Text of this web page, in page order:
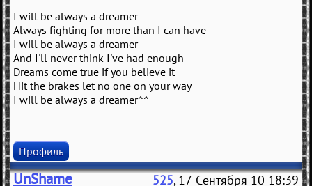
I will be always a dreamer
Always fighting for more than I can have
I will be always a dreamer
And I'll never think I've had enough
Dreams come true if you believe it
Hit the brakes let no one on your way
I will be always a dreamer^^
Профиль
UnShame 525, 17 Сентября 10 18:39